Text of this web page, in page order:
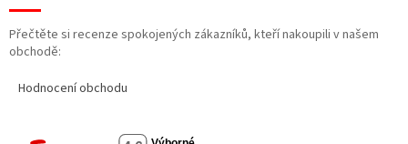
Přečtěte si recenze spokojených zákazníků, kteří nakoupili v našem
obchodě:
Hodnocení obchodu